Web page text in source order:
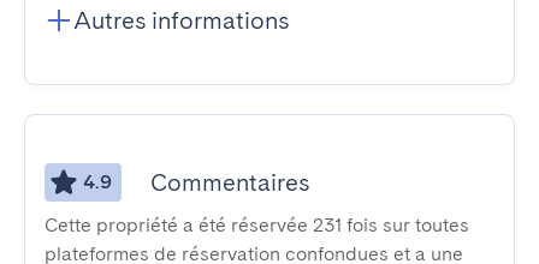
Autres informations
4.9 Commentaires
Cette propriété a été réservée 231 fois sur toutes
plateformes de réservation confondues et a une